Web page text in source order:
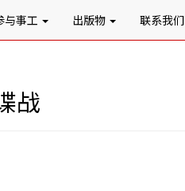
与事工 出版物 联系我们
战